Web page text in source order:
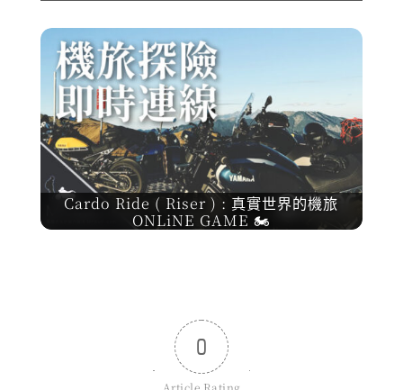
Cardo Ride ( Riser ) : 真實世界的機旅
ONLiNE GAME 🏍️
0